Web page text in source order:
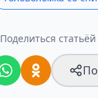
Поделиться статьёй